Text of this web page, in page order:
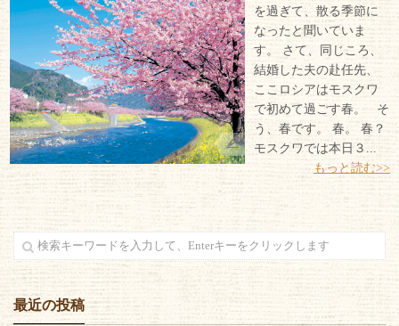
を過ぎて、散る季節に
なったと聞いていま
す。 さて、同じころ、
結婚した夫の赴任先、
ここロシアはモスクワ
で初めて過ごす春。 そ
う、春です。 春。 春？
モスクワでは本日３...
もっと読む>>
最近の投稿